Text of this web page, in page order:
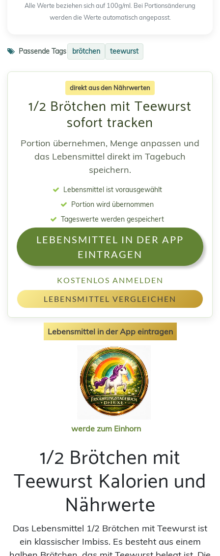
Alle Werte beziehen sich auf 100g/ml. Bei Portionsänderung
werden die Werte automatisch angepasst.
Passende Tags brötchen teewurst
direkt aus den Nährwerten
1/2 Brötchen mit Teewurst
sofort tracken
Portion übernehmen, Menge anpassen und
das Lebensmittel direkt im Tagebuch
speichern.
Lebensmittel ist vorausgewählt
Portion wird übernommen
Tageswerte werden gespeichert
LEBENSMITTEL IN DER APP
EINTRAGEN
KOSTENLOS ANMELDEN
LEBENSMITTEL VERGLEICHEN
Lebensmittel in der App eintragen
werde zum Einhorn
1/2 Brötchen mit
Teewurst Kalorien und
Nährwerte
Das Lebensmittel 1/2 Brötchen mit Teewurst ist
ein klassischer Imbiss. Es besteht aus einem